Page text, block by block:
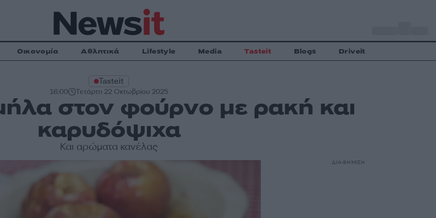
Οικονομία Αθλητικά Lifestyle Media Tasteit Blogs Driveit
Tasteit
16:00 Τετάρτη 22 Οκτωβρίου 2025
στον φούρνο με ρακή και
καρυδόψιχα
Και αρώματα κανέλας
ΔΙΑΦΗΜΙΣΗ